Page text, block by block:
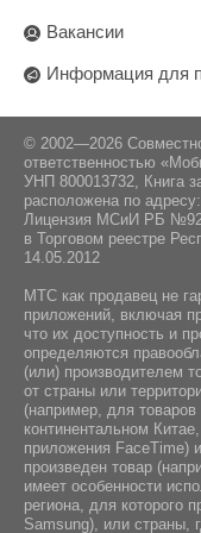
Операционная
Android 16
Комплектация:
Инструкция /
питания
Стандарт Bluetooth:
5.4
Интерфейс
USB Type-C
NFC:
Да
Навигация:
GPS / ГЛОНАСС /
Да
Компас:
Да
Датчик
Да
Гироскоп:
Поставщик:
Минский район,
Вакансии
Информация для
© 2002—2026
ответственностью
УНП 800013732, Книга
расположена по
Лицензия МСиИ РБ
в Торговом реестре
14.05.2012
МТС как продавец не
приложений, включая
что их доступность и
определяются
(или) производителем
от страны или
(например, для
континентальном
приложения FaceTime)
произведен товар
имеет особенности
региона, для которого
Samsung), или страны,